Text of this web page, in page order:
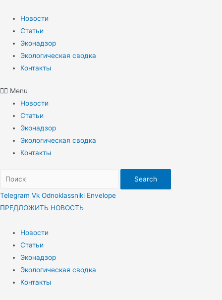
содержимому
Новости
Статьи
Эконадзор
Экологическая сводка
Контакты
Menu
Новости
Статьи
Эконадзор
Экологическая сводка
Контакты
Search
Telegram Vk Odnoklassniki Envelope
ПРЕДЛОЖИТЬ НОВОСТЬ
Новости
Статьи
Эконадзор
Экологическая сводка
Контакты